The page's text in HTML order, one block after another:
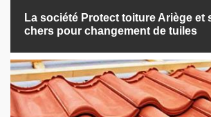
La société Protect toiture Ariège et
chers pour changement de tuiles